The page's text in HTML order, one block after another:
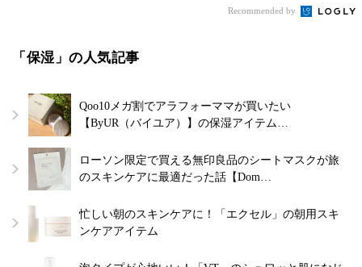
Recommended by
「保湿」の人気記事
Qoo10メガ割でアラフォーママが買いたい
【ByUR（バイユア）】の保湿アイテム…
ローソン限定で買える無印良品のシートマスクが旅
のスキンケアに最適だった話【Dom…
忙しい朝のスキンケアに！「エクセル」の朝用スキ
ンケアアイテム